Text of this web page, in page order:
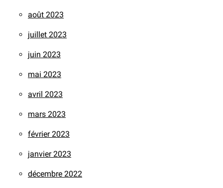
août 2023
juillet 2023
juin 2023
mai 2023
avril 2023
mars 2023
février 2023
janvier 2023
décembre 2022